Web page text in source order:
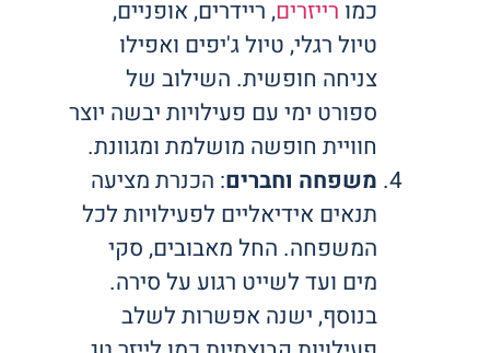
כמו רייזרים, ריידרים, אופניים,
טיול רגלי, טיול ג'יפים ואפילו
צניחה חופשית. השילוב של
ספורט ימי עם פעילויות יבשה יוצר
חוויית חופשה מושלמת ומגוונת.
משפחה וחברים: הכנרת מציעה
תנאים אידיאליים לפעילויות לכל
המשפחה. החל מאבובים, סקי
מים ועד לשייט רגוע על סירה.
בנוסף, ישנה אפשרות לשלב